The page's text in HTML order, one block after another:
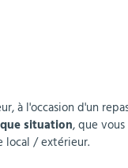
à l'occasion d'un
situation, que
local / extérieur.